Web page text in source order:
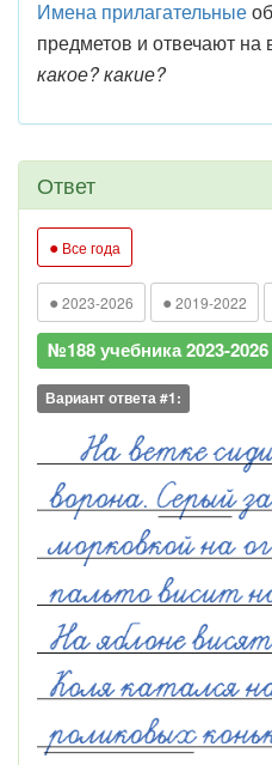
Имена прилагательные
предметов и отвечают на
какое? какие?
Ответ
● Все года
● 2023-2026 ● 2019-2022
№188 учебника 2023-2026
Вариант ответа #1: